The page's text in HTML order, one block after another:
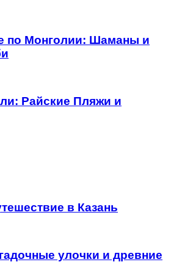
по Монголии: Шаманы и
Райские Пляжи и
в Казань
улочки и древние